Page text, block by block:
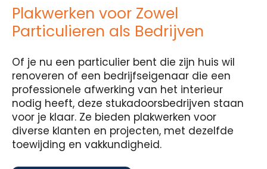
Plakwerken voor Zowel
Particulieren als Bedrijven
Of je nu een particulier bent die zijn huis wil
renoveren of een bedrijfseigenaar die een
professionele afwerking van het interieur
nodig heeft, deze stukadoorsbedrijven staan
voor je klaar. Ze bieden plakwerken voor
diverse klanten en projecten, met dezelfde
toewijding en vakkundigheid.